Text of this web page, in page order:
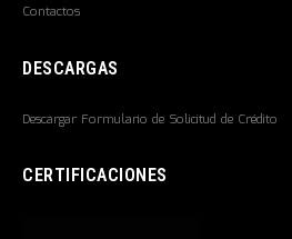
Contactos
DESCARGAS
Descargar Formulario de Solicitud de Crédito
CERTIFICACIONES